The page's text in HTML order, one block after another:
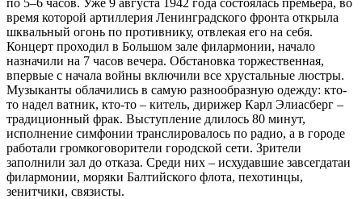
время которой артиллерия Ленинградского фронта открыла
шквальный огонь по противнику, отвлекая его на себя.
Концерт проходил в Большом зале филармонии, начало
назначили на 7 часов вечера. Обстановка торжественная,
впервые с начала войны включили все хрустальные люстры.
Музыканты облачились в самую разнообразную одежду: кто-
то надел ватник, кто-то – китель, дирижер Карл Элиасберг –
традиционный фрак. Выступление длилось 80 минут,
исполнение симфонии транслировалось по радио, а в городе
работали громкоговорители городской сети. Зрители
заполнили зал до отказа. Среди них – исхудавшие завсегдатаи
филармонии, моряки Балтийского флота, пехотинцы,
зенитчики, связисты.